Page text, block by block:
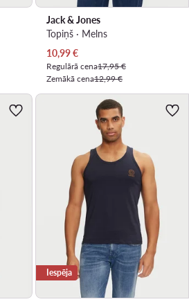
Jack & Jones
Topiņš · Melns
Pašreizējā cena
10,99€
Regulārā cena17,95 €
Zemākā cena12,99 €
Iespēja